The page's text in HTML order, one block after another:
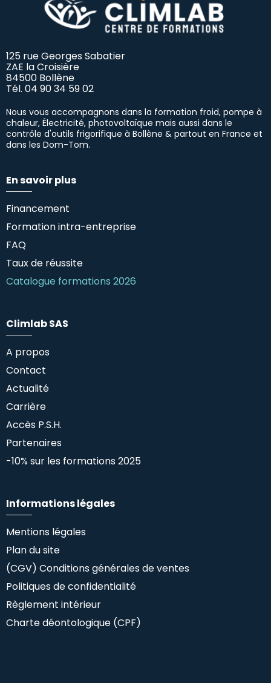
125 rue Georges Sabatier
ZAE la Croisière
84500 Bollène
Tél. 04 90 34 59 02
Nous vous accompagnons dans la formation froid, pompe à
chaleur, Électricité, photovoltaïque mais aussi dans le
contrôle d'outils frigorifique à Bollène & partout en France et
dans les Dom-Tom.
En savoir plus
Financement
Formation intra-entreprise
FAQ
Taux de réussite
Catalogue formations 2026
Climlab SAS
A propos
Contact
Actualité
Carrière
Accès P.S.H.
Partenaires
-10% sur les formations 2025
Informations légales
Mentions légales
Plan du site
(CGV) Conditions générales de ventes
Politiques de confidentialité
Règlement intérieur
Charte déontologique (CPF)